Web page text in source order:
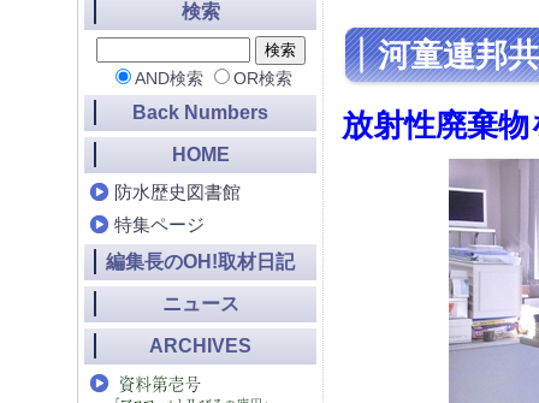
河童連邦
放射性廃棄
検索
AND検索 OR検索
Back Numbers
HOME
防水歴史図書館
特集ページ
編集長のOH!取材日記
ニュース
ARCHIVES